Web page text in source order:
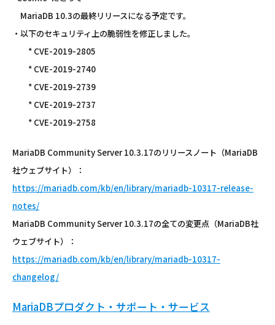
MariaDB 10.3の最終リリースになる予定です。
・以下のセキュリティ上の脆弱性を修正しました。
* CVE-2019-2805
* CVE-2019-2740
* CVE-2019-2739
* CVE-2019-2737
* CVE-2019-2758
MariaDB Community Server 10.3.17のリリースノート（MariaDB
社ウェブサイト）：
https://mariadb.com/kb/en/library/mariadb-10317-release-
notes/
MariaDB Community Server 10.3.17の全ての変更点（MariaDB社
ウェブサイト）：
https://mariadb.com/kb/en/library/mariadb-10317-
changelog/
MariaDBプロダクト・サポート・サービス